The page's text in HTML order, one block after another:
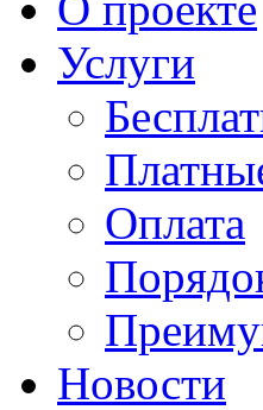
Услуги
Оплата
Новости